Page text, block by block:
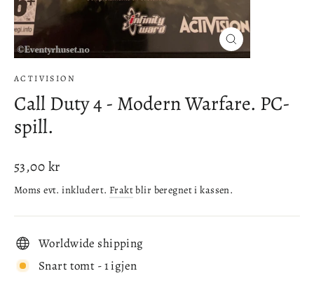
Lukke
(esc)
ACTIVISION
Call Duty 4 - Modern Warfare. PC-
spill.
Ordinær
pris
53,00 kr
Moms evt. inkludert. Fraktblir beregnet i kassen.
Worldwide shipping
Snart tomt - 1 igjen